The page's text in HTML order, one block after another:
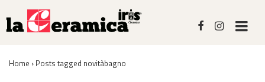
Skip
to
Content
Menù
Home › Posts tagged novitàbagno